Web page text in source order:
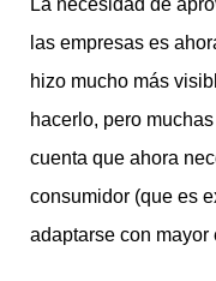
La necesidad de
las empresas es
hizo mucho más
hacerlo, pero
cuenta que ahora
consumidor (que es
adaptarse con mayor